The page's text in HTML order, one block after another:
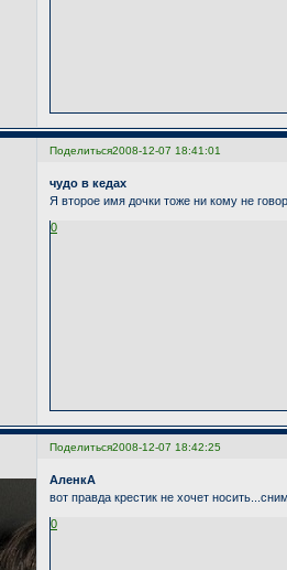
Поделиться2008-12-07 18:41:01
чудо в кедах
Я второе имя дочки тоже ни кому не
0
Поделиться2008-12-07 18:42:25
АленкА
вот правда крестик не хочет
0